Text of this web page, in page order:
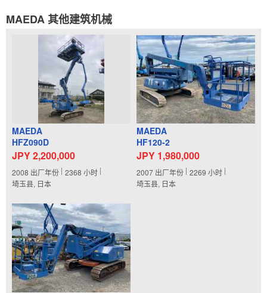
MAEDA 其他建筑机械
MAEDA
HFZ090D
JPY 2,200,000
2008 出厂年份 2368 小时
埼玉县, 日本
MAEDA
HF120-2
JPY 1,980,000
2007 出厂年份 2269 小时
埼玉县, 日本